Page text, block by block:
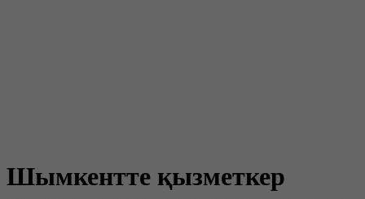
Шымкентте қызметкер